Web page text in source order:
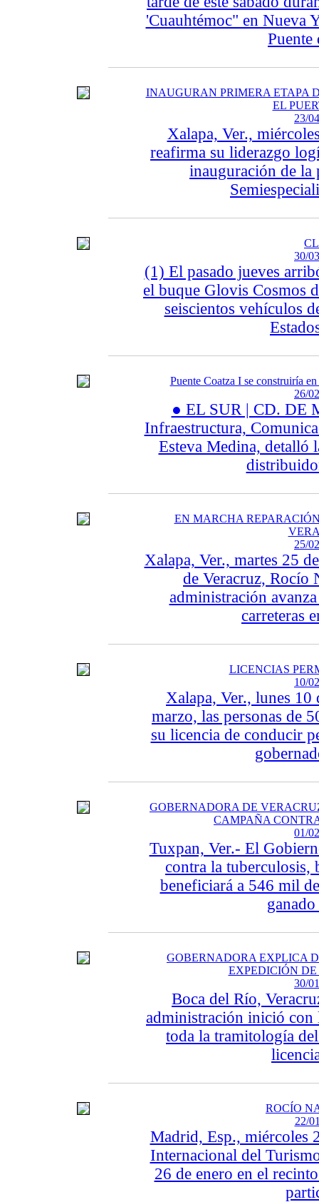
'Cuauhtémoc" en Nueva
INAUGURAN PRIMERA ETAPA
EL
23/
Xalapa, Ver.,
reafirma su liderazgo
inauguración de la
30/
(1) El pasado jueves
el buque Glovis Cosmos
seiscientos vehículos
Puente Coatza I se construiría
26/
● EL SUR | CD. DE
Infraestructura,
Esteva Medina, detalló
EN MARCHA
25/
Xalapa, Ver., martes 25
de Veracruz, Rocío
administración
carreteras
LICENCIAS
10/
Xalapa, Ver., lunes
marzo, las personas de
su licencia de conducir
GOBERNADORA DE
CAMPAÑA
01/
Tuxpan, Ver.- El
contra la tuberculosis,
beneficiará a 546 mil
GOBERNADORA EXPLICA
EXPEDICIÓN
30/
Boca del Río,
administración inició con
toda la tramitología
ROCÍO
22/
Madrid, Esp., miércoles
Internacional del
26 de enero en el